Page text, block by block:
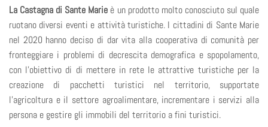
La Castagna di Sante Marie è un prodotto molto conosciuto sul quale
ruotano diversi eventi e attività turistiche. I cittadini di Sante Marie
nel 2020 hanno deciso di dar vita alla cooperativa di comunità per
fronteggiare i problemi di decrescita demografica e spopolamento,
con l’obiettivo di di mettere in rete le attrattive turistiche per la
creazione di pacchetti turistici nel territorio, supportate
l’agricoltura e il settore agroalimentare, incrementare i servizi alla
persona e gestire gli immobili del territorio a fini turistici.